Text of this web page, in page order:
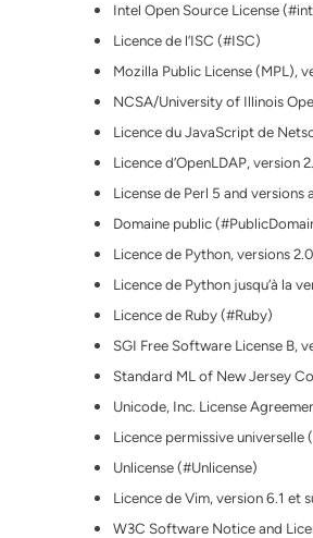
Intel Open Source License
Licence de l’ISC (#ISC)
Mozilla Public License (MPL),
NCSA/University of Illinois
Licence du JavaScript de
Licence d’OpenLDAP, version
License de Perl 5 and versions
Domaine public
Licence de Python, versions
Licence de Python jusqu’à la
Licence de Ruby (#Ruby)
SGI Free Software License B,
Standard ML of New Jersey
Unicode, Inc. License
Licence permissive universelle
Unlicense (#Unlicense)
Licence de Vim, version 6.1 et
W3C Software Notice and